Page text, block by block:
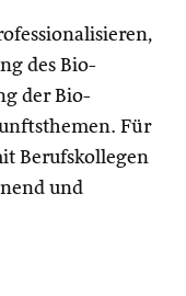
des Bio-
der Bio-
Für
Berufskollegen
und